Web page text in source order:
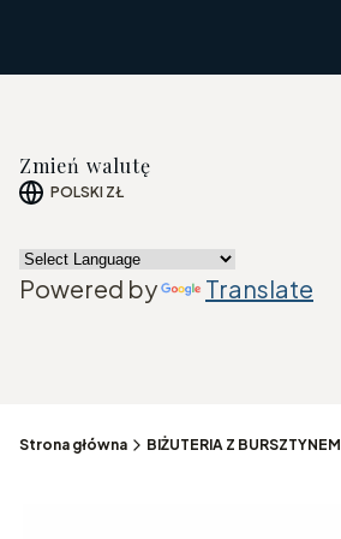
Zmień walutę
POLSKI ZŁ
Powered by Translate
Strona główna BIŻUTERIA Z BURSZTYNEM